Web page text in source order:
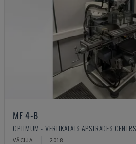
MF 4-B
OPTIMUM - VERTIKĀLAIS APSTRĀDES CENTRS
VĀCIJA 2018